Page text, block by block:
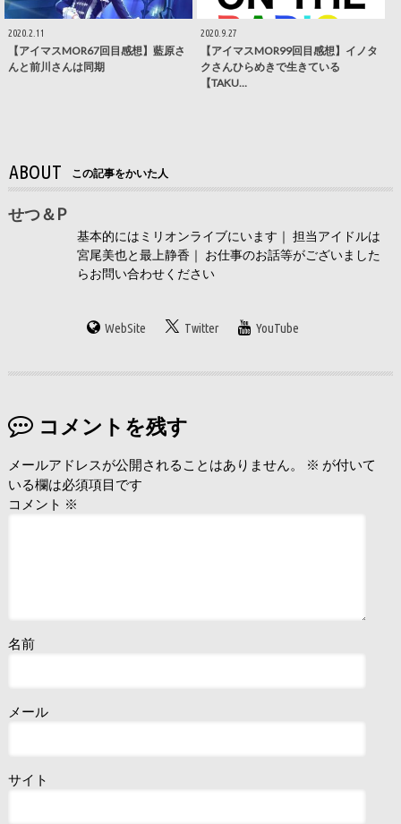
2020.2.11
【アイマスMOR67回目感想】藍原さ
んと前川さんは同期
2020.9.27
【アイマスMOR99回目感想】イノタ
クさんひらめきで生きている
【TAKU…
ABOUT この記事をかいた人
せつ＆P
基本的にはミリオンライブにいます｜ 担当アイドルは
宮尾美也と最上静香｜ お仕事のお話等がございました
らお問い合わせください
WebSite Twitter YouTube
コメントを残す
メールアドレスが公開されることはありません。 ※ が付いて
いる欄は必須項目です
コメント ※
名前
メール
サイト